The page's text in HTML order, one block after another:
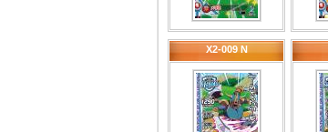
X2-009 N